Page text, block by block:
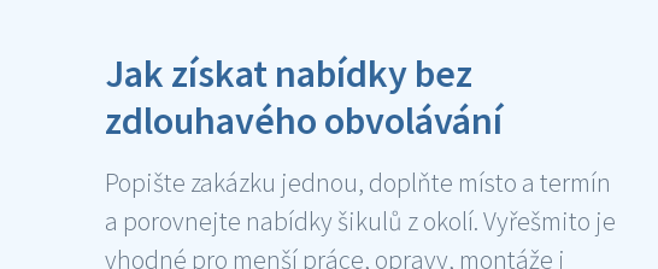
Jak získat nabídky bez
zdlouhavého obvolávání
Popište zakázku jednou, doplňte místo a termín
a porovnejte nabídky šikulů z okolí. Vyřešmito je
vhodné pro menší práce, opravy, montáže i